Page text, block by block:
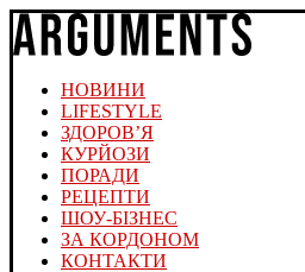
НОВИНИ
LIFESTYLE
ЗДОРОВ’Я
КУРЙОЗИ
ПОРАДИ
РЕЦЕПТИ
ШОУ-БІЗНЕС
ЗА КОРДОНОМ
КОНТАКТИ